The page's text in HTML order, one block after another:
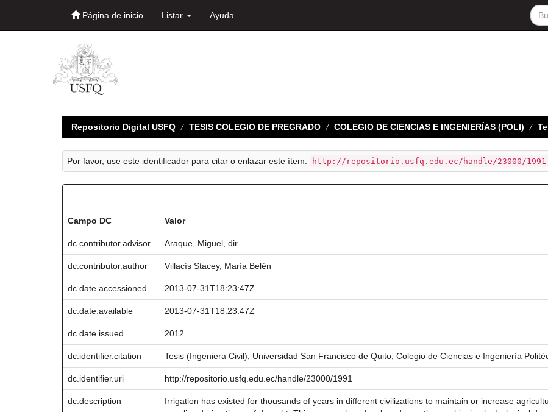
Página de inicio Listar Ayuda
Repositorio Digital USFQ TESIS COLEGIO DE PREGRADO COLEGIO DE CIENCIAS E INGENIERÍAS (POLI)
Por favor, use este identificador para citar o enlazar este ítem: http://repositorio.usfq.edu.ec/handle/23000/1991
Campo DC Valor
dc.contributor.advisor Araque, Miguel, dir.
dc.contributor.author Villacís Stacey, María Belén
dc.date.accessioned 2013-07-31T18:23:47Z
dc.date.available 2013-07-31T18:23:47Z
dc.date.issued 2012
dc.identifier.citation Tesis (Ingeniera Civil), Universidad San Francisco de Quito, Colegio de Ciencias e Ingeniería
dc.identifier.uri http://repositorio.usfq.edu.ec/handle/23000/1991
dc.description
Irrigation has existed for thousands of years in different civilizations to maintain or increase